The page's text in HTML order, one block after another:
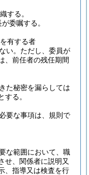
する。
委嘱する。
有する者
い。 ただし、委員が
、前任者の残任期間
た秘密を漏らしては
する。
要な事項は、規則で
な範囲において、職
せ、関係者に説明又
、指導又は検査を行